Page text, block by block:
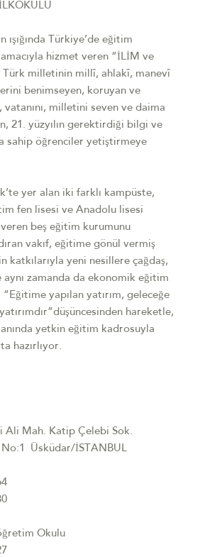
ışığında Türkiye’de eğitim
hizmet veren “İLİM ve
Türk milletinin millî, ahlakî, manevî
benimseyen, koruyan ve
milletini seven ve daima
21. yüzyılın gerektirdiği bilgi ve
sahip öğrenciler yetiştirmeye
yer alan iki farklı kampüste,
fen lisesi ve Anadolu lisesi
beş eğitim kurumunu
vakıf, eğitime gönül vermiş
katkılarıyla yeni nesillere çağdaş,
zamanda da ekonomik eğitim
yapılan yatırım, geleceğe
hareketle,
yetkin eğitim kadrosuyla
hazırlıyor.
Ali Mah. Katip Çelebi Sok.
Üsküdar/İSTANBUL
Okulu